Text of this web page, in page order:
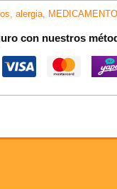
alergia
con nuestros